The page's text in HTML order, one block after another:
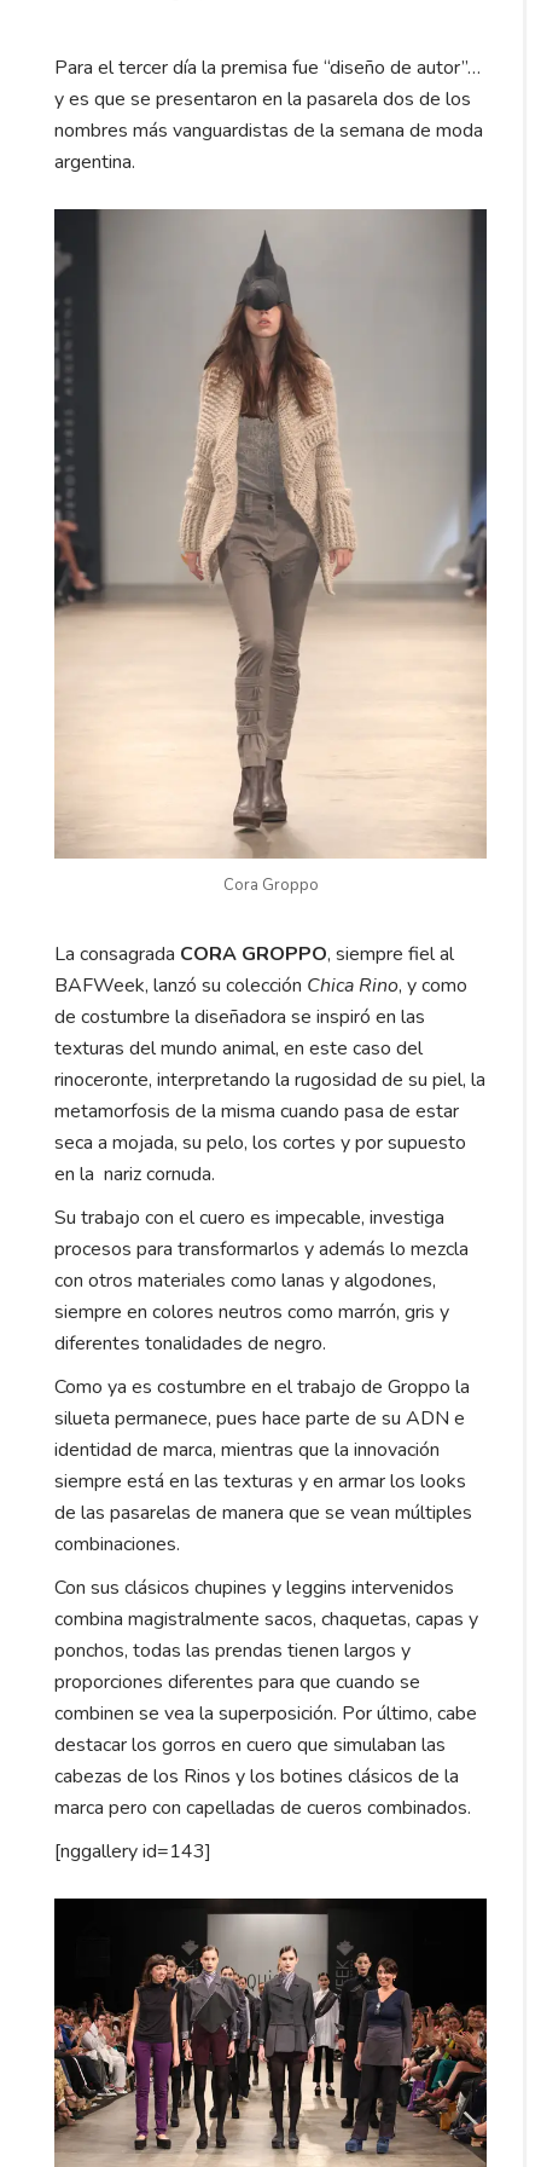
Para el tercer día la premisa fue “diseño de autor”…
y es que se presentaron en la pasarela dos de los
nombres más vanguardistas de la semana de moda
argentina.
Cora Groppo
La consagrada CORA GROPPO, siempre fiel al
BAFWeek, lanzó su colección Chica Rino, y como
de costumbre la diseñadora se inspiró en las
texturas del mundo animal, en este caso del
rinoceronte, interpretando la rugosidad de su piel, la
metamorfosis de la misma cuando pasa de estar
seca a mojada, su pelo, los cortes y por supuesto
en la nariz cornuda.
Su trabajo con el cuero es impecable, investiga
procesos para transformarlos y además lo mezcla
con otros materiales como lanas y algodones,
siempre en colores neutros como marrón, gris y
diferentes tonalidades de negro.
Como ya es costumbre en el trabajo de Groppo la
silueta permanece, pues hace parte de su ADN e
identidad de marca, mientras que la innovación
siempre está en las texturas y en armar los looks
de las pasarelas de manera que se vean múltiples
combinaciones.
Con sus clásicos chupines y leggins intervenidos
combina magistralmente sacos, chaquetas, capas y
ponchos, todas las prendas tienen largos y
proporciones diferentes para que cuando se
combinen se vea la superposición. Por último, cabe
destacar los gorros en cuero que simulaban las
cabezas de los Rinos y los botines clásicos de la
marca pero con capelladas de cueros combinados.
[nggallery id=143]